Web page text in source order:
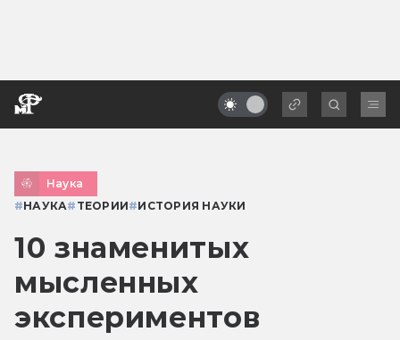
Наука
#НАУКА# ТЕОРИИ#ИСТОРИЯ НАУКИ
10 знаменитых
мысленных
экспериментов